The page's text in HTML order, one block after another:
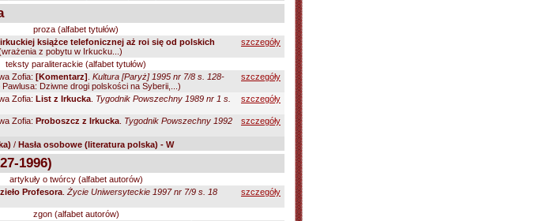
proza (alfabet tytułów)
książce telefonicznej aż roi się od polskich
z pobytu w Irkucku...)
szczegóły
teksty paraliterackie (alfabet tytułów)
Zofia: [Komentarz] Kultura [Paryż] 1995 nr 7/8 s. 128-
Dziwne drogi polskości na Syberii,...)
szczegóły
Zofia: List z Irkucka Tygodnik Powszechny 1989 nr 1 s.
szczegóły
Zofia: Proboszcz z Irkucka Tygodnik Powszechny 1992
szczegóły
/ Hasła osobowe (literatura polska) - W
1996)
artykuły o twórcy (alfabet autorów)
Profesora Życie Uniwersyteckie 1997 nr 7/9 s. 18
szczegóły
zgon (alfabet autorów)